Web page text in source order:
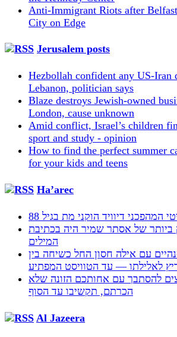
Anti-Immigrant Riots after
City on Edge
Jerusalem posts
Hezbollah confident any US-Iran
Lebanon, politician says
Blaze destroys Jewish-owned
London, cause unknown
Amid conflict, Israel’s children
sport and study - opinion
How to find the perfect summer
for your kids and teens
Ha’arec
המהפכני דיוויד הוקני מת בגיל 88
ביותר של אסתר שמיר היה בכתיבת
המילים
עם אילה חסון החל כשיחה בין
לאלילתו — עד הטוויסט המפתיע
להסתבך עם אחותכם הזונה שלא
הכרתם, תקשיבו עד הסוף
Al Jazeera